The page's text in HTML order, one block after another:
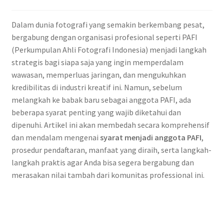
Dalam dunia fotografi yang semakin berkembang pesat,
bergabung dengan organisasi profesional seperti PAFI
(Perkumpulan Ahli Fotografi Indonesia) menjadi langkah
strategis bagi siapa saja yang ingin memperdalam
wawasan, memperluas jaringan, dan mengukuhkan
kredibilitas di industri kreatif ini. Namun, sebelum
melangkah ke babak baru sebagai anggota PAFI, ada
beberapa syarat penting yang wajib diketahui dan
dipenuhi. Artikel ini akan membedah secara komprehensif
dan mendalam mengenai syarat menjadi anggota PAFI,
prosedur pendaftaran, manfaat yang diraih, serta langkah-
langkah praktis agar Anda bisa segera bergabung dan
merasakan nilai tambah dari komunitas professional ini.